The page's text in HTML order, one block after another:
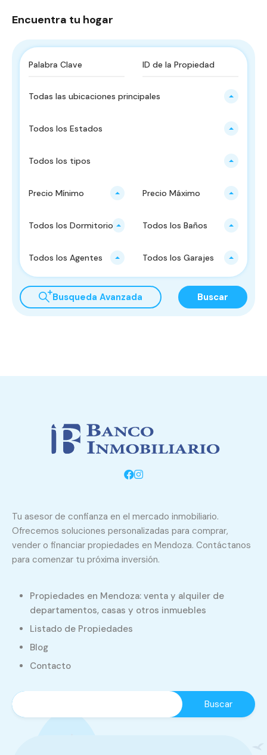
Encuentra tu hogar
Todas las ubicaciones principales
Todos los Estados
Todos los tipos
Precio Mínimo Precio Máximo
Todos los Dormitorios Todos los Baños
Todos los Agentes Todos los Garajes
Busqueda Avanzada Buscar
Tu asesor de confianza en el mercado inmobiliario.
Ofrecemos soluciones personalizadas para comprar,
vender o financiar propiedades en Mendoza. Contáctanos
para comenzar tu próxima inversión.
Propiedades en Mendoza: venta y alquiler de
departamentos, casas y otros inmuebles
Listado de Propiedades
Blog
Contacto